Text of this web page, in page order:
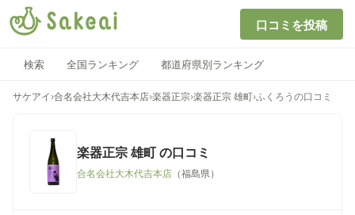
口コミを投稿
検索 全国ランキング 都道府県別ランキング
サケアイ ›合名会社大木代吉本店›楽器正宗›楽器正宗 雄町›ふくろうの口コミ
楽器正宗 雄町の口コミ
合名会社大木代吉本店 （福島県）